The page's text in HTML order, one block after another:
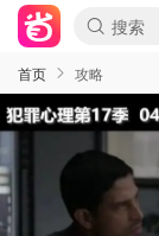
首页 攻略